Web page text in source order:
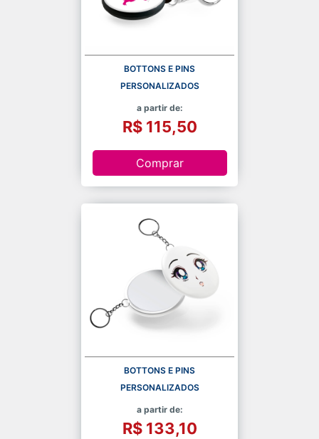
BOTTONS E PINS
PERSONALIZADOS
a partir de:
R$ 115,50
Comprar
BOTTONS E PINS
PERSONALIZADOS
a partir de:
R$ 133,10